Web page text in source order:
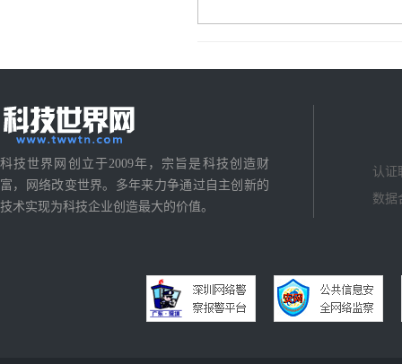
科技世界网创立于2009年，宗旨是科技创造财
富，网络改变世界。多年来力争通过自主创新的
技术实现为科技企业创造最大的价值。
认证
数据